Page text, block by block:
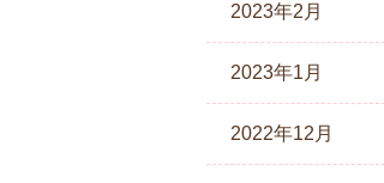
2023年2月
2023年1月
2022年12月